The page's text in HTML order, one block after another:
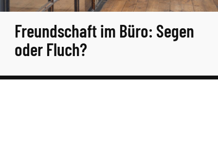
Freundschaft im Büro: Segen
oder Fluch?